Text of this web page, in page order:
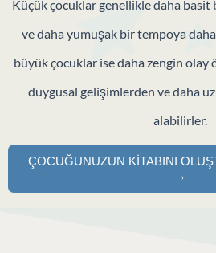
Küçük çocuklar genellikle daha basit
ve daha yumuşak bir tempoya
büyük çocuklar ise daha zengin olay